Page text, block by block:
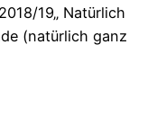
19„ Natürlich
(natürlich ganz